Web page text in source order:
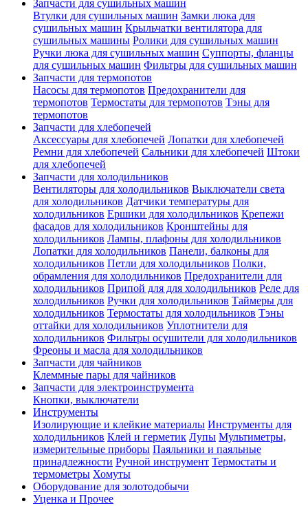
Запчасти для сушильных машин
Втулки для сушильных машин Замки люка для
сушильных машин Крыльчатки вентилятора для
сушильных машины Ролики для сушильных машин
Ручки люка для сушильных машин Суппорты, фланцы
для сушильных машин Фильтры для сушильных машин
Запчасти для термопотов
Насосы для термопотов Предохранители для
термопотов Термостаты для термопотов Тэны для
термопотов
Запчасти для хлебопечей
Аксессуары для хлебопечей Лопатки для хлебопечей
Ремни для хлебопечей Сальники для хлебопечей Штоки
для хлебопечей
Запчасти для холодильников
Вентиляторы для холодильников Выключатели света
для холодильников Датчики температуры для
холодильников Ершики для холодильников Крепежи
фасадов для холодильников Кронштейны для
холодильников Лампы, плафоны для холодильников
Лопатки для холодильников Панели, балконы для
холодильников Петли для холодильников Полки,
обрамления для холодильников Предохранители для
холодильников Припой для для холодильников Реле для
холодильников Ручки для холодильников Таймеры для
холодильников Термостаты для холодильников Тэны
оттайки для холодильников Уплотнители для
холодильников Фильтры осушители для холодильников
Фреоны и масла для холодильников
Запчасти для чайников
Клеммные пары для чайников
Запчасти для электроинструмента
Кнопки, выключатели
Инструменты
Изолирующие и клейкие материалы Инструменты для
холодильников Клей и герметик Лупы Мультиметры,
измерительные приборы Паяльники и паяльные
принадлежности Ручной инструмент Термостаты и
термометры Хомуты
Оборудование для золотодобычи
Уценка и Прочее